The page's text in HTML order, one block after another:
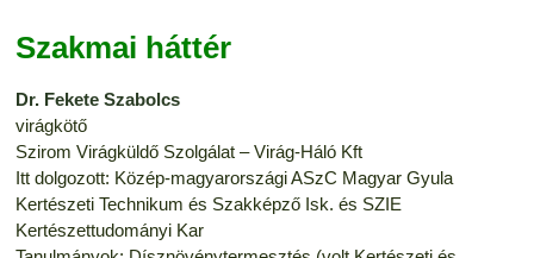
Szakmai háttér
Dr. Fekete Szabolcs
virágkötő
Szirom Virágküldő Szolgálat – Virág-Háló Kft
Itt dolgozott: Közép-magyarországi ASzC Magyar Gyula
Kertészeti Technikum és Szakképző Isk. és SZIE
Kertészettudományi Kar